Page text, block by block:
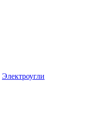
Электроугли